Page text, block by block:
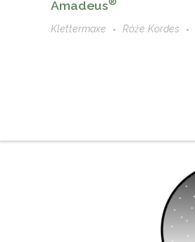
Amadeus
Klettermaxe Róże Kordes